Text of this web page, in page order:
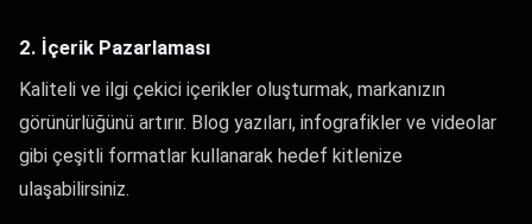
2. İçerik Pazarlaması
Kaliteli ve ilgi çekici içerikler oluşturmak, markanızın
görünürlüğünü artırır. Blog yazıları, infografikler ve videolar
gibi çeşitli formatlar kullanarak hedef kitlenize
ulaşabilirsiniz.